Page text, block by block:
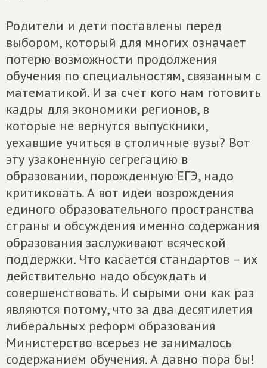
Родители и дети поставлены перед
выбором, который для многих означает
потерю возможности продолжения
обучения по специальностям, связанным с
математикой. И за счет кого нам готовить
кадры для экономики регионов, в
которые не вернутся выпускники,
уехавшие учиться в столичные вузы? Вот
эту узаконенную сегрегацию в
образовании, порожденную ЕГЭ, надо
критиковать. А вот идеи возрождения
единого образовательного пространства
страны и обсуждения именно содержания
образования заслуживают всяческой
поддержки. Что касается стандартов – их
действительно надо обсуждать и
совершенствовать. И сырыми они как раз
являются потому, что за два десятилетия
либеральных реформ образования
Министерство всерьез не занималось
содержанием обучения. А давно пора бы!